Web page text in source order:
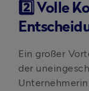
2️⃣ Volle
Ein großer
der